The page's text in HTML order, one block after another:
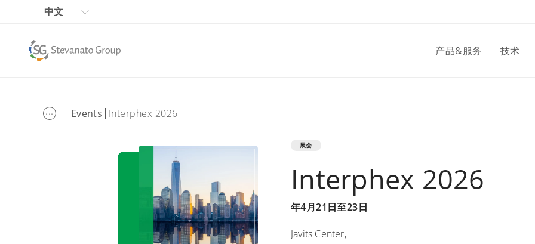
中文
产品&服务 技术
... Events Interphex 2026
展会
Interphex 2026
年4月21日至23日
Javits Center,